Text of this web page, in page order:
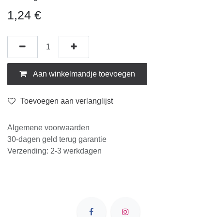
1,24 €
Aan winkelmandje toevoegen
Toevoegen aan verlanglijst
Algemene voorwaarden
30-dagen geld terug garantie
Verzending: 2-3 werkdagen